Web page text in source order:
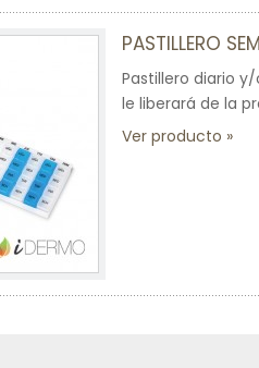
PASTILLERO
Pastillero diario
le liberará de la
Ver producto